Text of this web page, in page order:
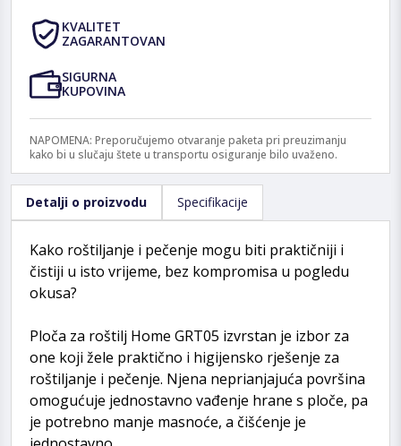
KVALITET
ZAGARANTOVAN
SIGURNA
KUPOVINA
NAPOMENA: Preporučujemo otvaranje paketa pri preuzimanju
kako bi u slučaju štete u transportu osiguranje bilo uvaženo.
Detalji o proizvodu Specifikacije
Kako roštiljanje i pečenje mogu biti praktičniji i
čistiji u isto vrijeme, bez kompromisa u pogledu
okusa?
Ploča za roštilj Home GRT05 izvrstan je izbor za
one koji žele praktično i higijensko rješenje za
roštiljanje i pečenje. Njena neprianjajuća površina
omogućuje jednostavno vađenje hrane s ploče, pa
je potrebno manje masnoće, a čišćenje je